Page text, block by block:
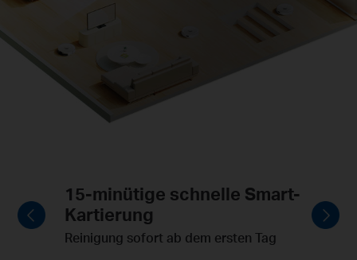
Selbstplanende
Reinigungsrouten
Intelligente Zonierung und Planung